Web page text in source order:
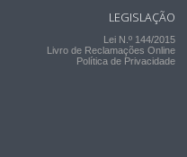
LEGISLAÇÃO
Lei N.º 144/2015
Livro de Reclamações Online
Política de Privacidade